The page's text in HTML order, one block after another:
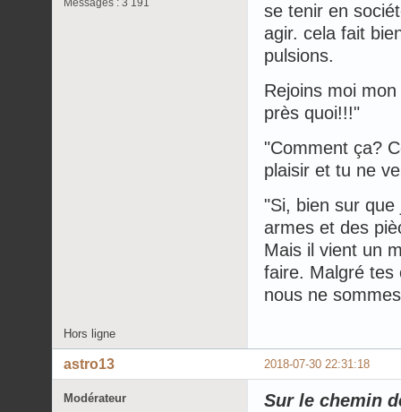
Messages : 3 191
se tenir en
agir. cela fait
pulsions.
Rejoins moi
près quoi!!!"
"Comment ça?
plaisir et tu ne
"Si, bien sur
armes et des
Mais il vient un
faire. Malgré tes
nous ne
Hors ligne
2018-07-30 22:31:18
astro13
Modérateur
Sur le chemin